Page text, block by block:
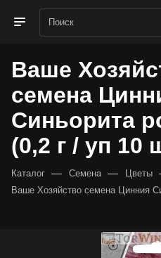
Ваше
семена
Синьорита
(0,2 г / уп 10
Каталог — Семена — Цветы
Ваше Хозяйство семена Цинния